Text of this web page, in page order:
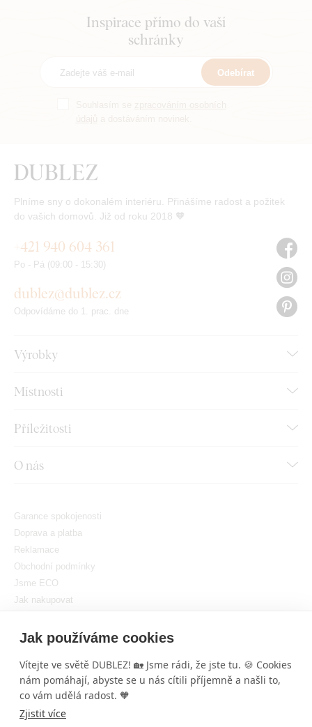
Jak používáme cookies
Vítejte ve světě DUBLEZ! 🏡 Jsme rádi, že jste tu. 🍪 Cookies
nám pomáhají, abyste se u nás cítili příjemně a našli to,
co vám udělá radost. 🧡
Zjistit více
Inspirace přímo do vaší
schránky
Odebírat
Plníme sny o dokonalém interiéru. Přinášíme radost a požitek
do vašich domovů. Již od roku 2018 🧡
Výrobky
Místnosti
Příležitosti
O nás
+421 940 604 361
Po - Pá (09:00 - 15:30)
dublez@dublez.cz
Odpovídáme do 1. prac. dne
Garance spokojenosti
Doprava a platba
Reklamace
Obchodní podmínky
Jsme ECO
Jak nakupovat
Nastavit cookies